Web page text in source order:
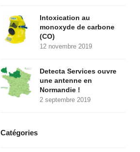
Intoxication au
monoxyde de carbone
(CO)
12 novembre 2019
Detecta Services ouvre
une antenne en
Normandie !
2 septembre 2019
Catégories